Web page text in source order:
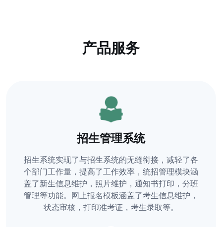
产品服务
招生管理系统
招生系统实现了与招生系统的无缝衔接，减轻了各
个部门工作量，提高了工作效率，统招管理模块涵
盖了新生信息维护，照片维护，通知书打印，分班
管理等功能。网上报名模板涵盖了考生信息维护，
状态审核，打印准考证，考生录取等。